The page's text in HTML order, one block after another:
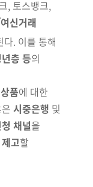
, 토스뱅크,
신거래
다. 이를 통해
층 등의
품에 대한
시중은행 및
채널을
제고할